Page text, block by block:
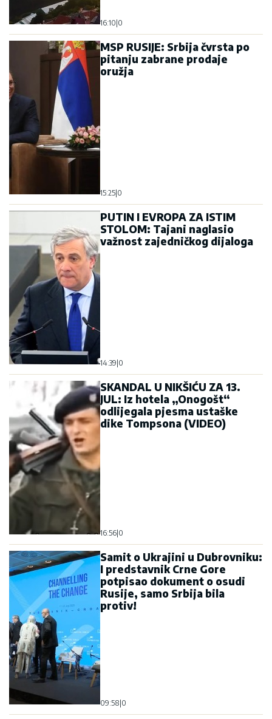
16:10|0
MSP RUSIJE: Srbija čvrsta po
pitanju zabrane prodaje
oružja
15:25|0
PUTIN I EVROPA ZA ISTIM
STOLOM: Tajani naglasio
važnost zajedničkog dijaloga
14:39|0
SKANDAL U NIKŠIĆU ZA 13.
JUL: Iz hotela „Onogošt“
odlijegala pjesma ustaške
dike Tompsona (VIDEO)
16:56|0
Samit o Ukrajini u Dubrovniku:
I predstavnik Crne Gore
potpisao dokument o osudi
Rusije, samo Srbija bila
protiv!
09:58|0